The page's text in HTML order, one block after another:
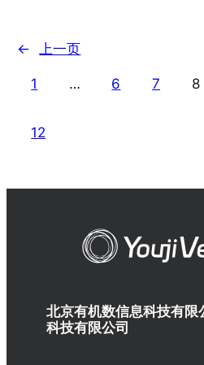
← 上一页
1 … 6 7 8
12
北京有机数信息科技有限
科技有限公司